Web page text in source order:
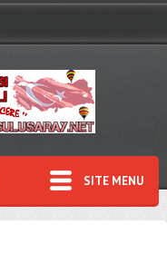
SITE MENU